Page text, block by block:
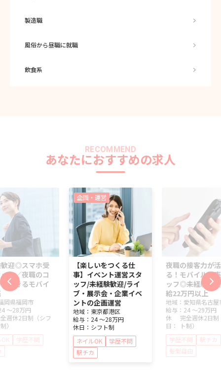
製造職
風俗から昼職に就職
飲食系
RECOMMEND
あなたにおすすめの求人
迎◎スマホ受
フ／夜職のコ
活きるモバイ
岡県福岡市
～28万円
週休2日制（シフ
）
学歴不問
企画・運営
【楽しいをつくる仕
事】イベント運営スタ
ッフ/未経験歓迎/ライ
ブ・展示会・企業イベ
ントの企画運営
地域： 東京都港区
給与： 24 ～28万円
休日： シフト制
ネイルOK
学歴不問
駅チカ
夜職の接客力が
る！モバイル販
ッフ◎未経験歓
給22万円以上
地域： 愛知県名古屋
給与： 24 ～29万円
休
日：
完全週休2日制
ト制）
学歴不問
駅チカ
髪型自由